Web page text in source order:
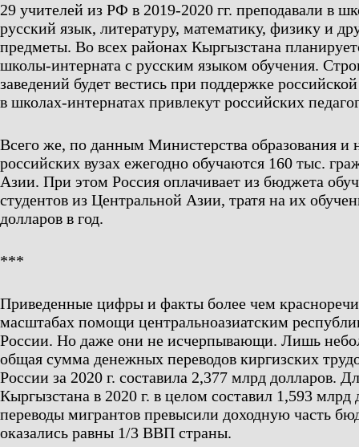
29 учителей из РФ в 2019-2020 гг. преподавали в
русский язык, литературу, математику, физику и
предметы. Во всех районах Кыргызстана
школы-интерната с русским языком обучения.
заведений будет вестись при поддержке
в школах-интернатах привлекут российских
Всего же, по данным Министерства образования и
российских вузах ежегодно обучаются 160 тыс.
Азии. При этом Россия оплачивает из бюджета
студентов из Центральной Азии, тратя на их
долларов в год.
***
Приведенные цифры и факты более чем
масштабах помощи центральноазиатским
России. Но даже они не исчерпывающи. Лишь
общая сумма денежных переводов киргизских
России за 2020 г. составила 2,377 млрд долларов.
Кыргызстана в 2020 г. в целом составил 1,593 млрд
переводы мигрантов превысили доходную часть
оказались равны 1/3 ВВП страны.